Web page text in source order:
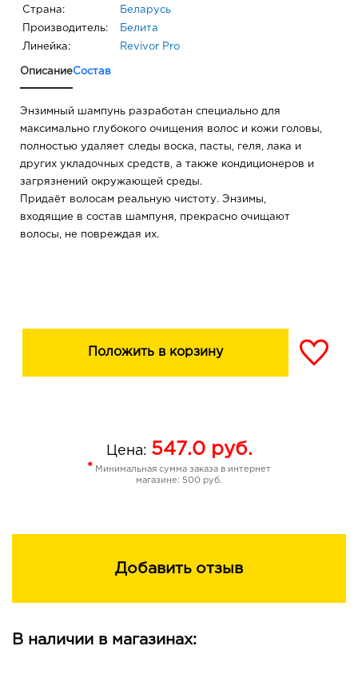
Страна: Беларусь
Производитель: Белита
Линейка: Revivor Pro
ОписаниеСостав
Энзимный шампунь разработан специально для
максимально глубокого очищения волос и кожи головы,
полностью удаляет следы воска, пасты, геля, лака и
других укладочных средств, а также кондиционеров и
загрязнений окружающей среды.
Придаёт волосам реальную чистоту. Энзимы,
входящие в состав шампуня, прекрасно очищают
волосы, не повреждая их.
Положить в корзину
Цена: 547.0руб.
* Минимальная сумма заказа в интернет
магазине: 500 руб.
Добавить отзыв
В наличии в магазинах: